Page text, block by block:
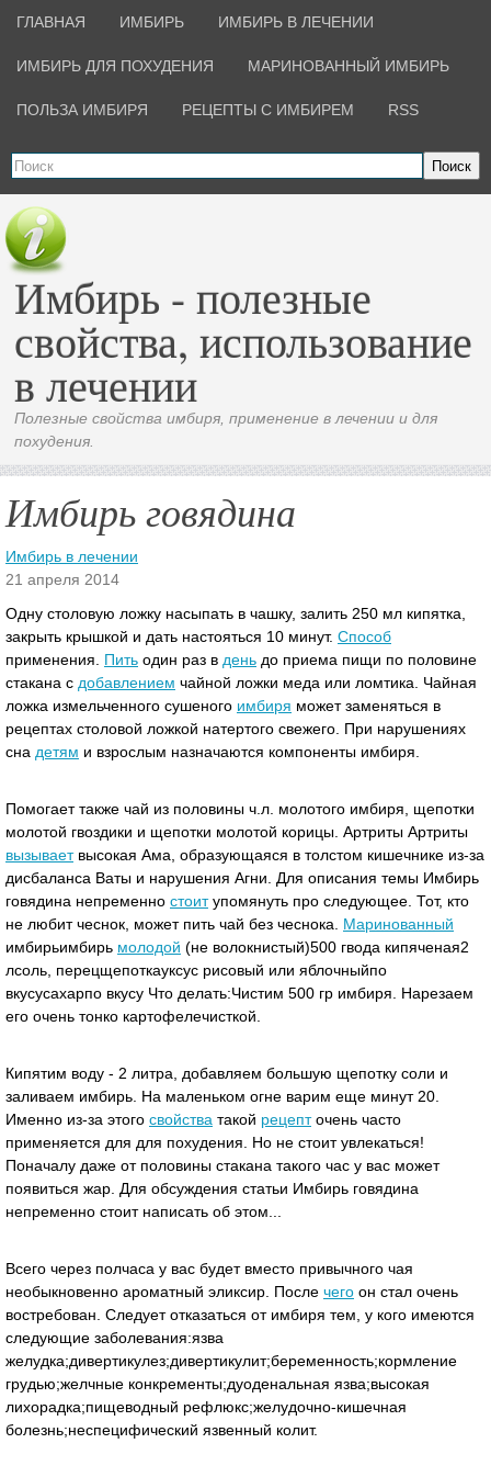
ГЛАВНАЯ ИМБИРЬ ИМБИРЬ В ЛЕЧЕНИИ
ИМБИРЬ ДЛЯ ПОХУДЕНИЯ МАРИНОВАННЫЙ ИМБИРЬ
ПОЛЬЗА ИМБИРЯ РЕЦЕПТЫ С ИМБИРЕМ RSS
Поиск
Имбирь - полезные
свойства, использование
в лечении
Полезные свойства имбиря, применение в лечении и для
похудения.
Имбирь говядина
Имбирь в лечении
21 апреля 2014
Одну столовую ложку насыпать в чашку, залить 250 мл кипятка,
закрыть крышкой и дать настояться 10 минут. Способ
применения. Пить один раз в день до приема пищи по половине
стакана с добавлением чайной ложки меда или ломтика. Чайная
ложка измельченного сушеного имбиря может заменяться в
рецептах столовой ложкой натертого свежего. При нарушениях
сна детям и взрослым назначаются компоненты имбиря.
Помогает также чай из половины ч.л. молотого имбиря, щепотки
молотой гвоздики и щепотки молотой корицы. Артриты Артриты
вызываетвысокая Ама, образующаяся в толстом кишечнике из-за
дисбаланса Ваты и нарушения Агни. Для описания темы Имбирь
говядина непременно стоитупомянуть про следующее. Тот, кто
не любит чеснок, может пить чай без чеснока. Маринованный
имбирьимбирь молодой (не волокнистый)500 гвода кипяченая2
лсоль, перецщепоткауксус рисовый или яблочныйпо
вкусусахарпо вкусу Что делать:Чистим 500 гр имбиря. Нарезаем
его очень тонко картофелечисткой.
Кипятим воду - 2 литра, добавляем большую щепотку соли и
заливаем имбирь. На маленьком огне варим еще минут 20.
Именно из-за этого свойства такой рецепточень часто
применяется для для похудения. Но не стоит увлекаться!
Поначалу даже от половины стакана такого час у вас может
появиться жар. Для обсуждения статьи Имбирь говядина
непременно стоит написать об этом...
Всего через полчаса у вас будет вместо привычного чая
необыкновенно ароматный эликсир. После чего он стал очень
востребован. Следует отказаться от имбиря тем, у кого имеются
следующие заболевания:язва
желудка;дивертикулез;дивертикулит;беременность;кормление
грудью;желчные конкременты;дуоденальная язва;высокая
лихорадка;пищеводный рефлюкс;желудочно-кишечная
болезнь;неспецифический язвенный колит.